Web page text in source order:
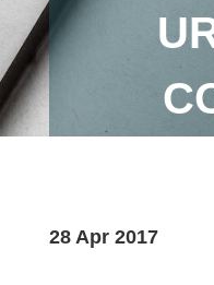
28 Apr 2017